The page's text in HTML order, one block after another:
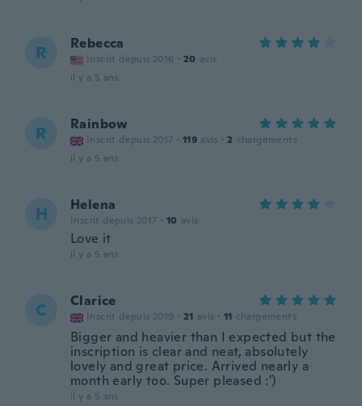
R Rebecca
Inscrit depuis 2016 · 20 avis
il y a 5 ans
R Rainbow
Inscrit depuis 2017 · 119 avis · 2 chargements
il y a 5 ans
H Helena
Inscrit depuis 2017 · 10 avis
Love it
il y a 5 ans
C Clarice
Inscrit depuis 2019 · 21 avis · 11 chargements
Bigger and heavier than I expected but the
inscription is clear and neat, absolutely
lovely and great price. Arrived nearly a
month early too. Super pleased :')
il y a 5 ans